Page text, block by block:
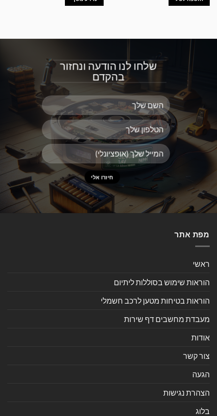
שלחו לנו הודעה ונחזור
בהקדם
מפת אתר
ראשי
הוראות שימוש בסוללות ליתיום
הוראות בטיחות מטען לרכב חשמלי
מעבדת מחשבים דף שירות
אודות
צור קשר
הגעה
הצהרת נגישות
בלוג